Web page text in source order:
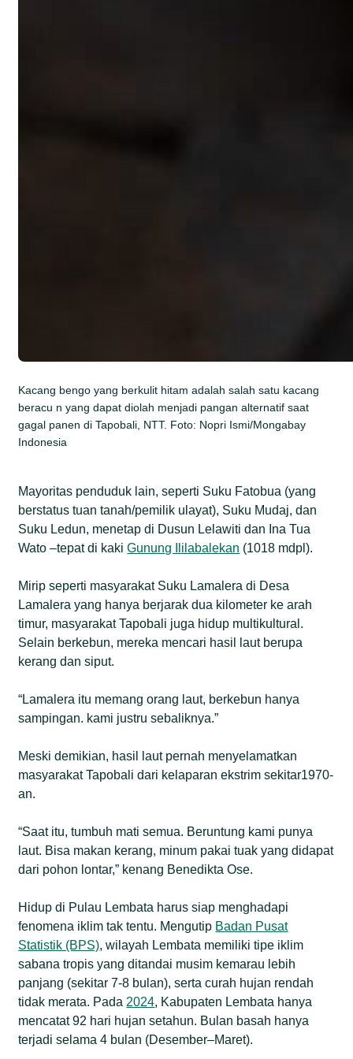
Kacang bengo yang berkulit hitam adalah salah satu kacang
beracu n yang dapat diolah menjadi pangan alternatif saat
gagal panen di Tapobali, NTT. Foto: Nopri Ismi/Mongabay
Indonesia
Mayoritas penduduk lain, seperti Suku Fatobua (yang
berstatus tuan tanah/pemilik ulayat), Suku Mudaj, dan
Suku Ledun, menetap di Dusun Lelawiti dan Ina Tua
Wato –tepat di kakiGunung Ililabalekan (1018 mdpl).
Mirip seperti masyarakat Suku Lamalera di Desa
Lamalera yang hanya berjarak dua kilometer ke arah
timur, masyarakat Tapobali juga hidup multikultural.
Selain berkebun, mereka mencari hasil laut berupa
kerang dan siput.
“Lamalera itu memang orang laut, berkebun hanya
sampingan. kami justru sebaliknya.”
Meski demikian, hasil laut pernah menyelamatkan
masyarakat Tapobali dari kelaparan ekstrim sekitar1970-
an.
“Saat itu, tumbuh mati semua. Beruntung kami punya
laut. Bisa makan kerang, minum pakai tuak yang didapat
dari pohon lontar,” kenang Benedikta Ose.
Hidup di Pulau Lembata harus siap menghadapi
fenomena iklim tak tentu. Mengutip Badan Pusat
Statistik (BPS), wilayah Lembata memiliki tipe iklim
sabana tropis yang ditandai musim kemarau lebih
panjang (sekitar 7-8 bulan), serta curah hujan rendah
tidak merata. Pada 2024, Kabupaten Lembata hanya
mencatat 92 hari hujan setahun. Bulan basah hanya
terjadi selama 4 bulan (Desember–Maret).